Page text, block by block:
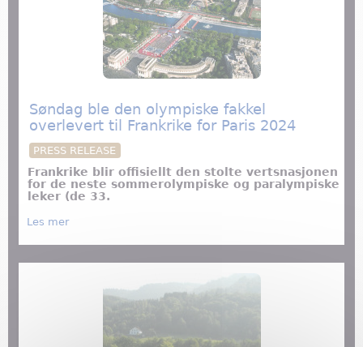
Søndag ble den olympiske fakkel
overlevert til Frankrike for Paris 2024
PRESS RELEASE
Frankrike blir offisiellt den stolte vertsnasjonen
for de neste sommerolympiske og paralympiske
leker (de 33.
Les merabout Søndag ble den olympiske fakkel overlevert til